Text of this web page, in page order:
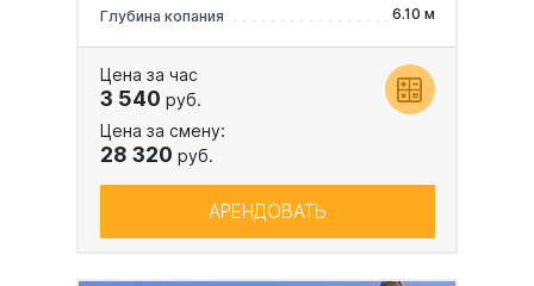
Глубина копания
6.10 м
Цена за час
3 540 руб.
Цена за смену:
28 320 руб.
АРЕНДОВАТЬ